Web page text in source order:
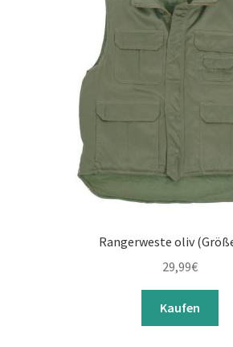
Rangerweste oliv
29,99€
Kaufen